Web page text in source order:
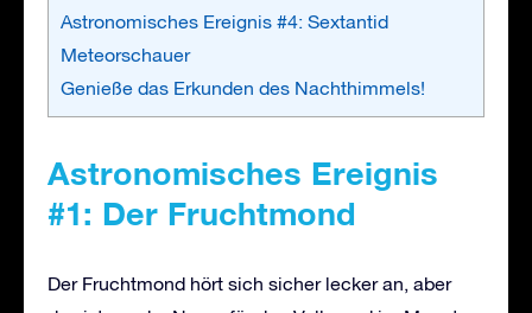
Astronomisches Ereignis #4: Sextantid
Meteorschauer
Genieße das Erkunden des Nachthimmels!
Astronomisches Ereignis
#1: Der Fruchtmond
Der Fruchtmond hört sich sicher lecker an, aber